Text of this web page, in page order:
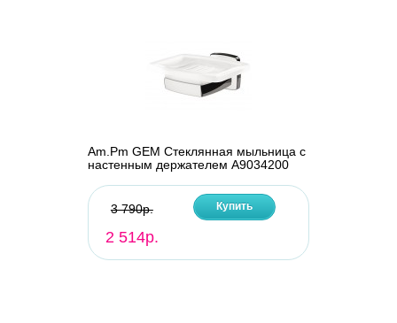
Am.Pm GEM Стеклянная мыльница с
настенным держателем A9034200
3 790р.
2 514р.
Купить